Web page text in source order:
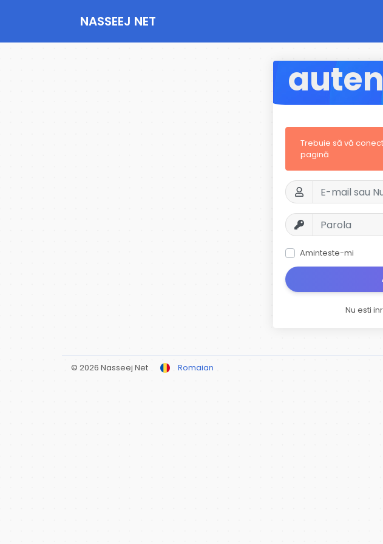
NASSEEJ NET
Trebuie să vă
pagină
Aminteste-mi
Nu esti
© 2026 Nasseej Net Romaian